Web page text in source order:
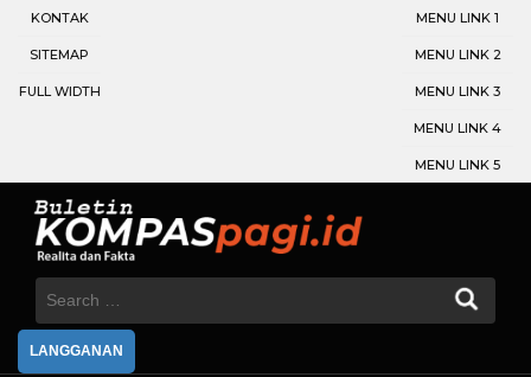
KONTAK
SITEMAP
FULL WIDTH
MENU LINK 1
MENU LINK 2
MENU LINK 3
MENU LINK 4
MENU LINK 5
Search
LANGGANAN